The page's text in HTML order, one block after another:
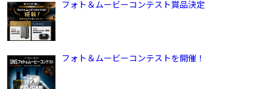
フォト＆ムービーコンテスト賞品決定
フォト＆ムービーコンテストを開催！